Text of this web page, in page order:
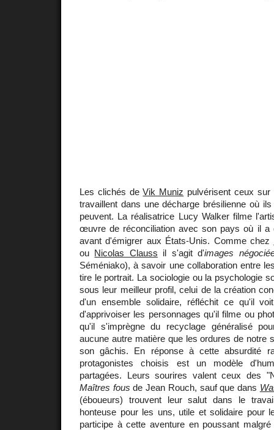
Les clichés deVik Muniz pulvérisent ceux
travaillent dans une décharge brésilienne où
peuvent. La réalisatrice Lucy Walker filme
œuvre de réconciliation avec son pays où il a
avant d'émigrer aux États-Unis. Comme chez
ou Nicolas Clauss il s'agit d'images
Séméniako), à savoir une collaboration entre
tire le portrait. La sociologie ou la psychologie
sous leur meilleur profil, celui de la création
d'un ensemble solidaire, réfléchit ce qu'il
d'apprivoiser les personnages qu'il filme ou
qu'il s'imprègne du recyclage généralisé
aucune autre matière que les ordures de notre
son gâchis. En réponse à cette absurdité
protagonistes choisis est un modèle
partagées. Leurs sourires valent ceux des
Maîtres fous de Jean Rouch, sauf que dans
(éboueurs) trouvent leur salut dans le
honteuse pour les uns, utile et solidaire pour
participe à cette aventure en poussant